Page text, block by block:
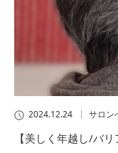
2024.12.24 サロン
【美しく年越し/バ